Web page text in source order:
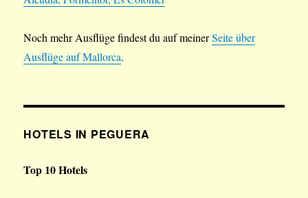
Noch mehr Ausflüge findest du auf meinerSeite über
Ausflüge auf Mallorca.
HOTELS IN PEGUERA
Top 10 Hotels